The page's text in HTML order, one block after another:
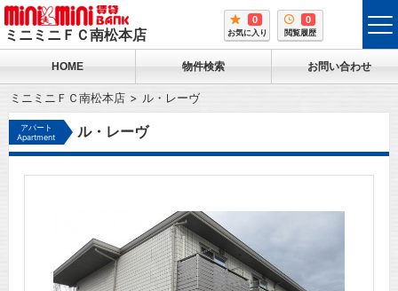
ミニミニＦＣ南松本店
0
お気に入り
0
閲覧履歴
HOME 物件検索 お問い合わせ
ミニミニＦＣ南松本店 ル・レーヴ
アパート
Apartment
ル・レーヴ